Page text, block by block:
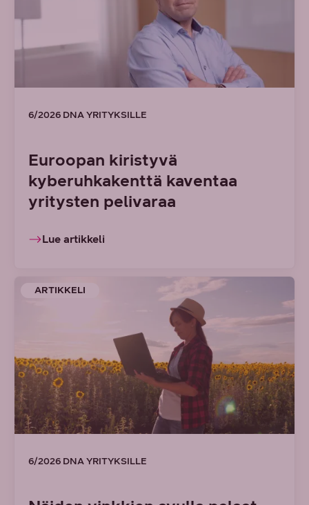
6/2026 DNA YRITYKSILLE
Euroopan kiristyvä
kyberuhkakenttä kaventaa
yritysten pelivaraa
Lue artikkeli
ARTIKKELI
6/2026 DNA YRITYKSILLE